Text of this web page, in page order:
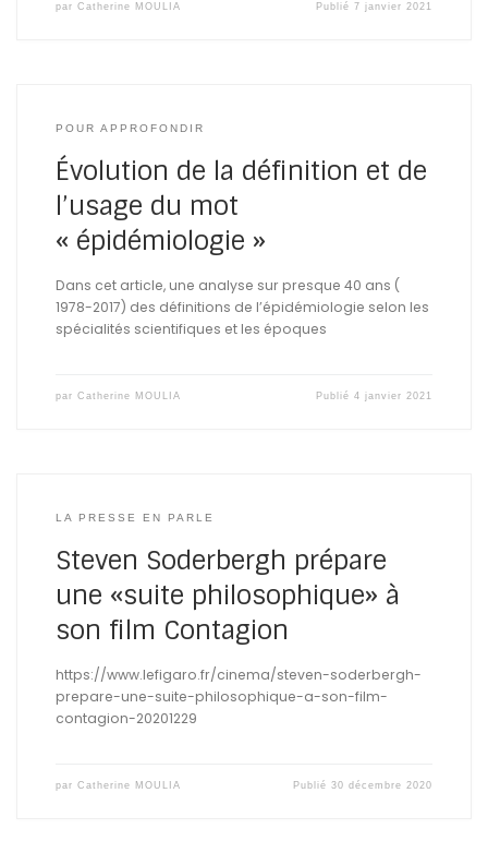
par Catherine MOULIA Publié7 janvier 2021
POUR APPROFONDIR
Évolution de la définition et de
l’usage du mot
« épidémiologie »
Dans cet article, une analyse sur presque 40 ans (
1978-2017) des définitions de l’épidémiologie selon les
spécialités scientifiques et les époques
par Catherine MOULIA Publié4 janvier 2021
LA PRESSE EN PARLE
Steven Soderbergh prépare
une «suite philosophique» à
son film Contagion
https://www.lefigaro.fr/cinema/steven-soderbergh-
prepare-une-suite-philosophique-a-son-film-
contagion-20201229
par Catherine MOULIA Publié30 décembre 2020